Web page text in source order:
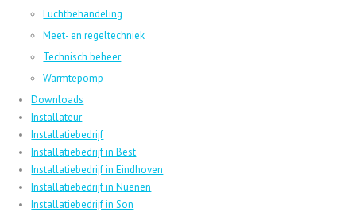
Luchtbehandeling
Meet- en regeltechniek
Technisch beheer
Warmtepomp
Downloads
Installateur
Installatiebedrijf
Installatiebedrijf in Best
Installatiebedrijf in Eindhoven
Installatiebedrijf in Nuenen
Installatiebedrijf in Son